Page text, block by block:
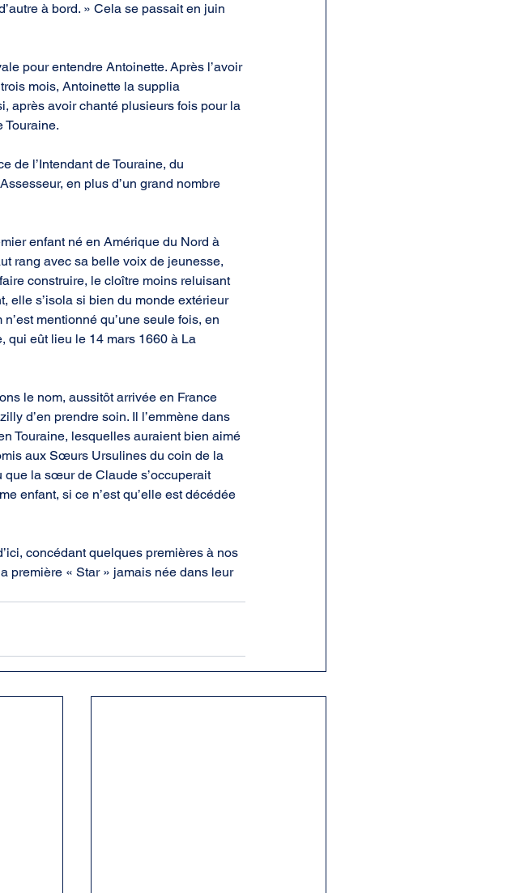
à bord. » Cela se passait en juin
pour entendre Antoinette. Après l’avoir
mois, Antoinette la supplia
après avoir chanté plusieurs fois pour la
Touraine.
de l’Intendant de Touraine, du
en plus d’un grand nombre
enfant né en Amérique du Nord à
rang avec sa belle voix de jeunesse,
construire, le cloître moins reluisant
elle s’isola si bien du monde extérieur
mentionné qu’une seule fois, en
qui eût lieu le 14 mars 1660 à La
le nom, aussitôt arrivée en France
d’en prendre soin. Il l’emmène dans
Touraine, lesquelles auraient bien aimé
aux Sœurs Ursulines du coin de la
que la sœur de Claude s’occuperait
enfant, si ce n’est qu’elle est décédée
concédant quelques premières à nos
première « Star » jamais née dans leur